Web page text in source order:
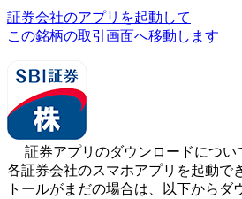
証券会社のアプリを起動して
この銘柄の取引画面へ移動します
証券アプリのダウンロードについ
各証券会社のスマホアプリを起動で
トールがまだの場合は、以下からダ